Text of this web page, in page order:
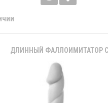
ДЛИННЫЙ ФАЛЛОИМИТАТОР